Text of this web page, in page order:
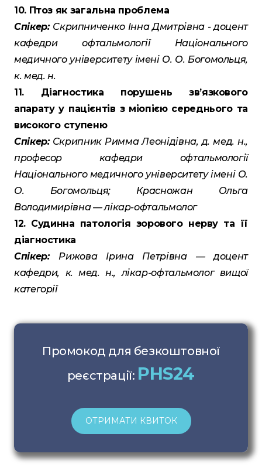
10. Птоз як загальна проблема
Спікер: Скрипниченко Інна Дмитрівна - доцент
кафедри офтальмології Національного
медичного університету імені О. О. Богомольця,
к. мед. н.
11. Діагностика порушень зв’язкового
апарату у пацієнтів з міопією середнього та
високого ступеню
Спікер:Скрипник Римма Леонідівна, д. мед. н.,
професор кафедри офтальмології
Національного медичного університету імені О.
О. Богомольця; Красножан Ольга
Володимирівна — лікар-офтальмолог
12. Судинна патологія зорового нерву та її
діагностика
Спікер: Рижова Ірина Петрівна — доцент
кафедри, к. мед. н., лікар-офтальмолог вищої
категорії
Промокод для безкоштовної
реєстрації: PHS24
ОТРИМАТИ КВИТОК